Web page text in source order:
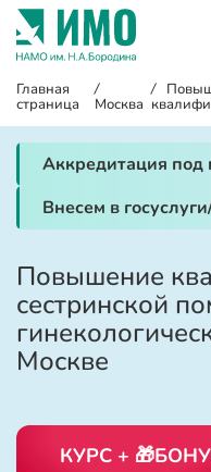
Главная
страница
/
Москва
/
Аккредитация под
Внесем в
Повышение
сестринской
Москве
КУРС +